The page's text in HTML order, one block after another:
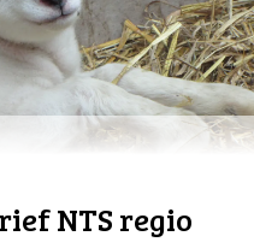
NTS regio